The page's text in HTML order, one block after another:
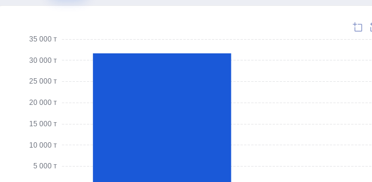
5 000 т
10 000 т
15 000 т
20 000 т
25 000 т
30 000 т
35 000 т